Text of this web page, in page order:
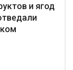
и ягод